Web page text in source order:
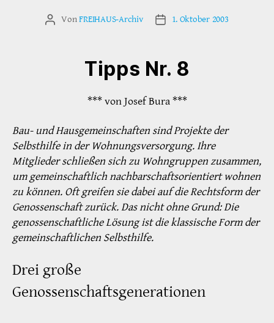
Beitragsautor
VonFREIHAUS-Archiv Veröffentlichungsdatum
1. Oktober 2003
Tipps Nr. 8
*** von Josef Bura ***
Bau- und Hausgemeinschaften sind Projekte der
Selbsthilfe in der Wohnungsversorgung. Ihre
Mitglieder schließen sich zu Wohngruppen zusammen,
um gemeinschaftlich nachbarschaftsorientiert wohnen
zu können. Oft greifen sie dabei auf die Rechtsform der
Genossenschaft zurück. Das nicht ohne Grund: Die
genossenschaftliche Lösung ist die klassische Form der
gemeinschaftlichen Selbsthilfe.
Drei große
Genossenschaftsgenerationen